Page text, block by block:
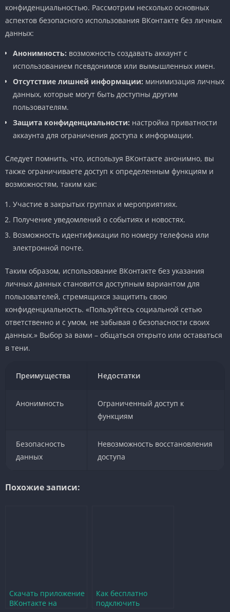
конфиденциальностью. Рассмотрим несколько основных
аспектов безопасного использования ВКонтакте без личных
данных:
Анонимность: возможность создавать аккаунт с
использованием псевдонимов или вымышленных имен.
Отсутствие лишней информации: минимизация личных
данных, которые могут быть доступны другим
пользователям.
Защита конфиденциальности: настройка приватности
аккаунта для ограничения доступа к информации.
Следует помнить, что, используя ВКонтакте анонимно, вы
также ограничиваете доступ к определенным функциям и
возможностям, таким как:
Участие в закрытых группах и мероприятиях.
Получение уведомлений о событиях и новостях.
Возможность идентификации по номеру телефона или
электронной почте.
Таким образом, использование ВКонтакте без указания
личных данных становится доступным вариантом для
пользователей, стремящихся защитить свою
конфиденциальность. «Пользуйтесь социальной сетью
ответственно и с умом, не забывая о безопасности своих
данных.» Выбор за вами – общаться открыто или оставаться
в тени.
Преимущества Недостатки
Анонимность
Ограниченный доступ к
функциям
Безопасность
данных
Невозможность восстановления
доступа
Похожие записи:
Скачать приложение
ВКонтакте на
Как бесплатно
подключить